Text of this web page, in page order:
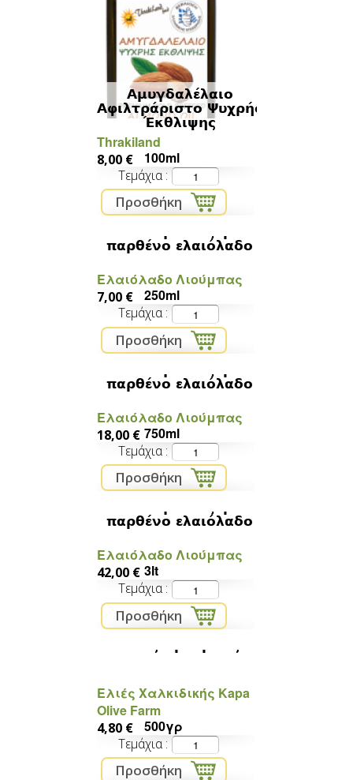
Αμυγδαλέλαιο
Αφιλτράριστο Ψυχρής
Έκθλιψης
Thrakiland
8,00 € 100ml
Τεμάχια
παρθένο ελαιόλαδο
Ελαιόλαδο Λιούμπας
7,00 € 250ml
Τεμάχια
παρθένο ελαιόλαδο
Ελαιόλαδο Λιούμπας
18,00 € 750ml
Τεμάχια
παρθένο ελαιόλαδο
Ελαιόλαδο Λιούμπας
42,00 € 3lt
Τεμάχια
Ελιές Χαλκιδικής Kapa
Olive Farm
4,80 € 500γρ
Τεμάχια